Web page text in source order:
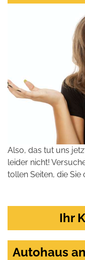
Also, das tut uns
leider nicht!
tollen Seiten, die
Ihr
Autohaus